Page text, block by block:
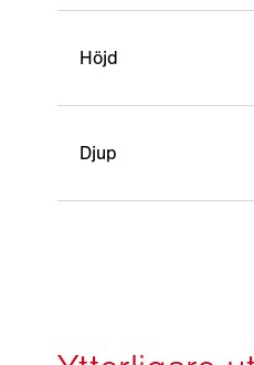
Höjd
Djup